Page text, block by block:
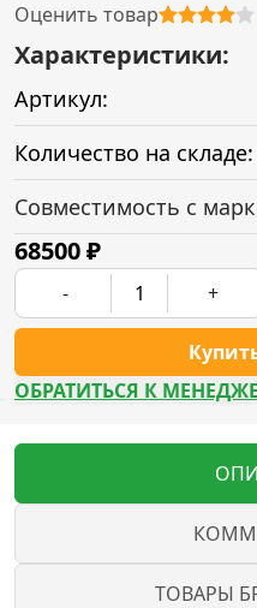
Оценить товар
Характеристики:
Артикул:
Количество на складе:
Совместимость с
68500₽
- +
ОБРАТИТЬСЯ К
ТОВАРЫ